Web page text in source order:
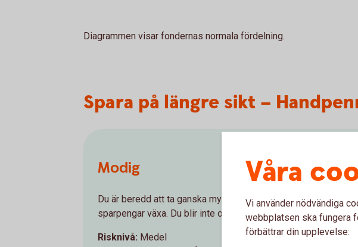
Diagrammen visar fondernas normala fördelning.
Spara på längre sikt –
Modig
Du är beredd att ta ganska mycket risk för möjligheten att se
sparpengar växa. Du blir inte orolig när börsen går upp och ned.
Risknivå: Medel
Våra
Vi använder nödvändiga
webbplatsen ska fungera
förbättrar din upplevelse: